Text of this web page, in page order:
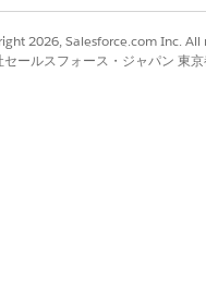
アクションの作成時に作成
2026, Salesforce.com Inc. All
ールスフォース・ジャパン 東